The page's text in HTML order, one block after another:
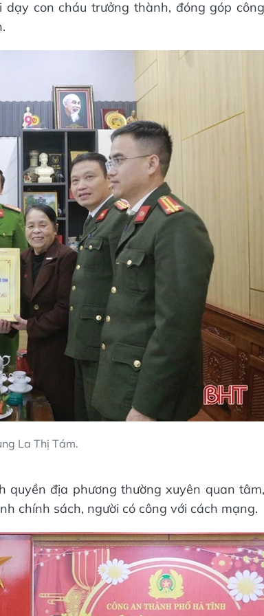
con cháu trưởng thành, đóng góp công
La Thị Tám.
quyền địa phương thường xuyên quan tâm,
chính sách, người có công với cách mạng.